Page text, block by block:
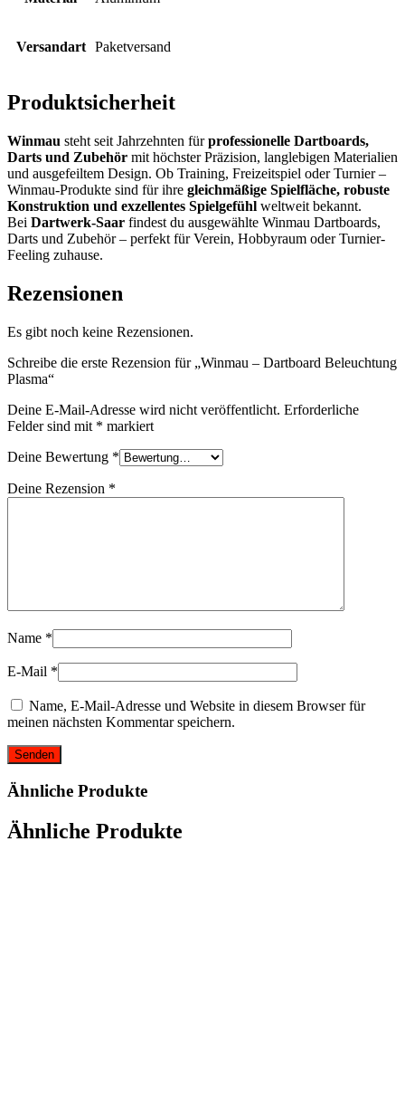
Versandart Paketversand
Produktsicherheit
Winmau steht seit Jahrzehnten fürprofessionelle Dartboards,
Darts und Zubehör mit höchster Präzision, langlebigen Materialien
und ausgefeiltem Design. Ob Training, Freizeitspiel oder Turnier –
Winmau-Produkte sind für ihre gleichmäßige Spielfläche, robuste
Konstruktion und exzellentes Spielgefühl weltweit bekannt.
Bei Dartwerk-Saar findest du ausgewählte Winmau Dartboards,
Darts und Zubehör – perfekt für Verein, Hobbyraum oder Turnier-
Feeling zuhause.
Rezensionen
Es gibt noch keine Rezensionen.
Schreibe die erste Rezension für „Winmau – Dartboard Beleuchtung
Plasma“
Deine E-Mail-Adresse wird nicht veröffentlicht. Erforderliche
Felder sind mit * markiert
Deine Bewertung *
Deine Rezension *
Name *
E-Mail *
Name, E-Mail-Adresse und Website in diesem Browser für
meinen nächsten Kommentar speichern.
Ähnliche Produkte
Ähnliche Produkte